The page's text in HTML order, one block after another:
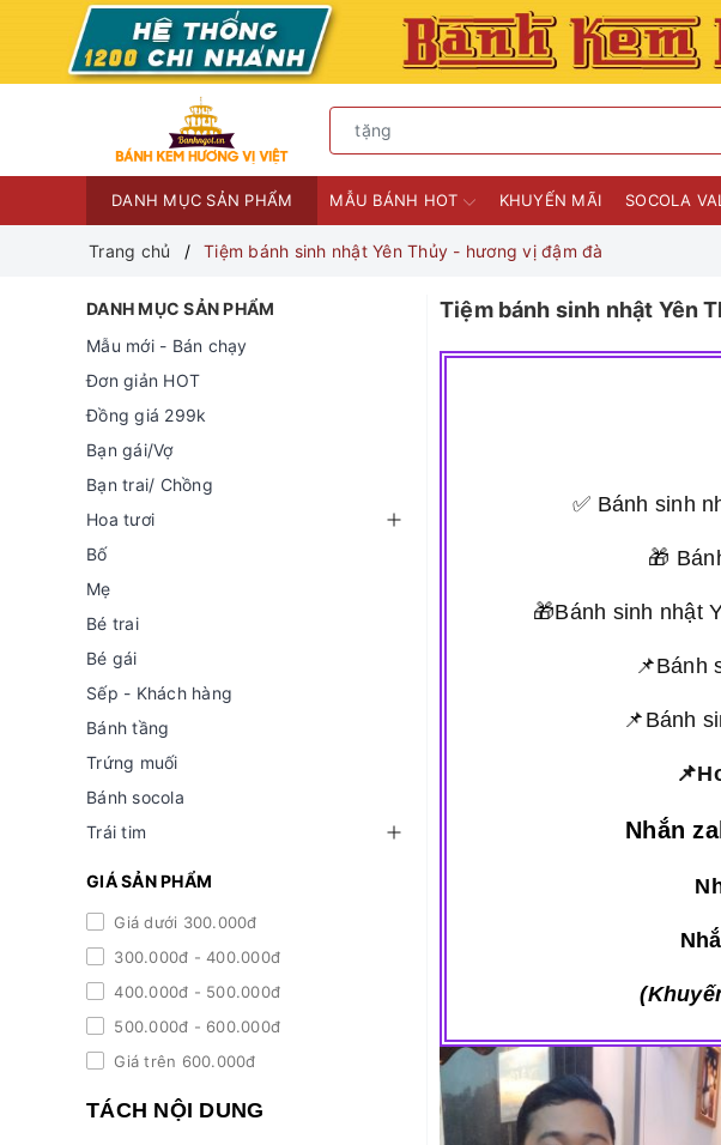
DANH MỤC SẢN PHẨM MẪU BÁNH HOT KHUYẾN MÃI SOCOLA
Trang chủ Tiệm bánh sinh nhật Yên Thủy - hương vị đậm đà
DANH MỤC SẢN PHẨM
Mẫu mới - Bán chạy
Đơn giản HOT
Đồng giá 299k
Bạn gái/Vợ
Bạn trai/ Chồng
Hoa tươi
Bố
Mẹ
Bé trai
Bé gái
Sếp - Khách hàng
Bánh tầng
Trứng muối
Bánh socola
Trái tim
GIÁ SẢN PHẨM
Giá dưới 300.000đ
300.000đ - 400.000đ
400.000đ - 500.000đ
500.000đ - 600.000đ
Giá trên 600.000đ
TÁCH NỘI DUNG
Tiệm bánh sinh nhật Yên
✅ Bánh sinh
🎁
🎁Bánh sinh nhật
📌Bánh
📌Bánh
Nhắn